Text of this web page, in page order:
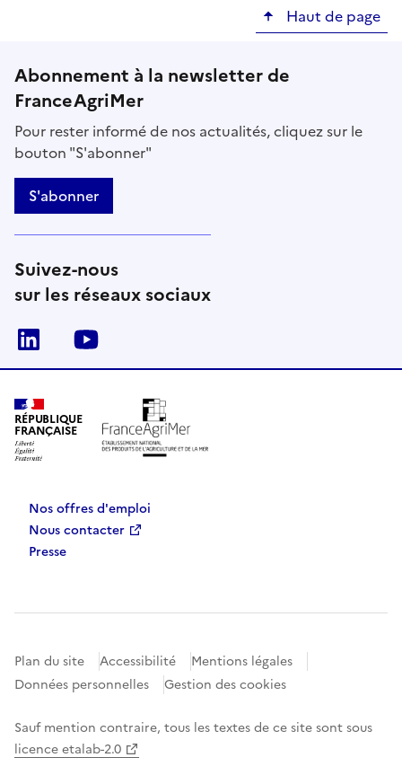
Haut de page
Abonnement à la newsletter de
FranceAgriMer
Pour rester informé de nos actualités, cliquez sur le
bouton "S'abonner"
S'abonner
Suivez-nous
sur les réseaux sociaux
Linkedin
RÉPUBLIQUE
FRANÇAISE
Nos offres d'emploi
Nous contacter
Presse
Plan du site Accessibilité
Mentions légales
Données personnelles
Gestion des cookies
Sauf mention contraire, tous les textes de ce site sont sous
licence etalab-2.0